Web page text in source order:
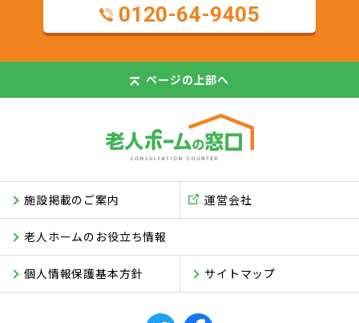
0120-64-9405
ページの上部へ
施設掲載のご案内
老人ホームのお役立ち情報
サイトマップ
運営会社
個人情報保護基本方針